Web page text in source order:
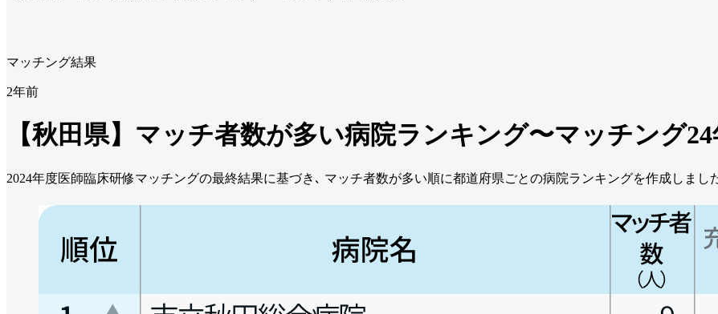
マッチング結果
2年前
【秋田県】マッチ者数が多い病院ランキング〜マッチング
2024年度医師臨床研修マッチングの最終結果に基づき､ マッチ者数が多い順に都道府県ごとの病院ランキングを作成しまし